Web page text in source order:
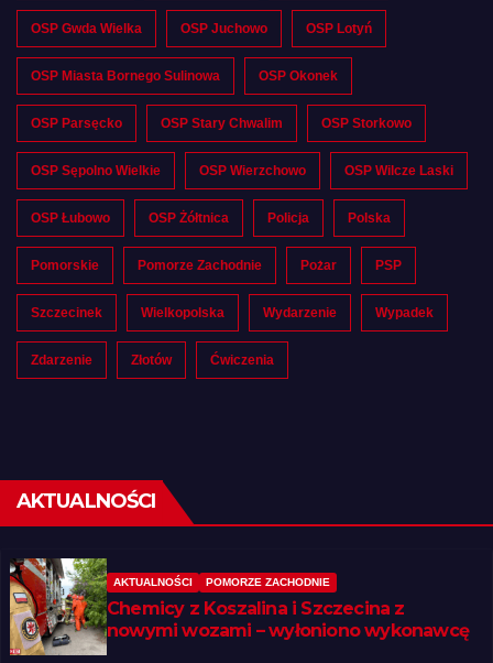
OSP Gwda Wielka OSP Juchowo OSP Lotyń
OSP Miasta Bornego Sulinowa OSP Okonek
OSP Parsęcko OSP Stary Chwalim OSP Storkowo
OSP Sępolno Wielkie OSP Wierzchowo OSP Wilcze Laski
OSP Łubowo OSP Żółtnica Policja Polska
Pomorskie Pomorze Zachodnie Pożar PSP
Szczecinek Wielkopolska Wydarzenie Wypadek
Zdarzenie Złotów Ćwiczenia
AKTUALNOŚCI
AKTUALNOŚCI POMORZE ZACHODNIE
Chemicy z Koszalina i Szczecina z
nowymi wozami – wyłoniono wykonawcę